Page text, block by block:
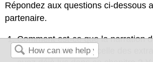
Répondez aux questions ci-dessous
partenaire.
Comment est-ce que la narration
Meaulnesdiffère de celle des